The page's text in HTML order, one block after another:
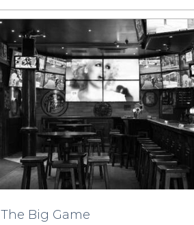
The Big Game